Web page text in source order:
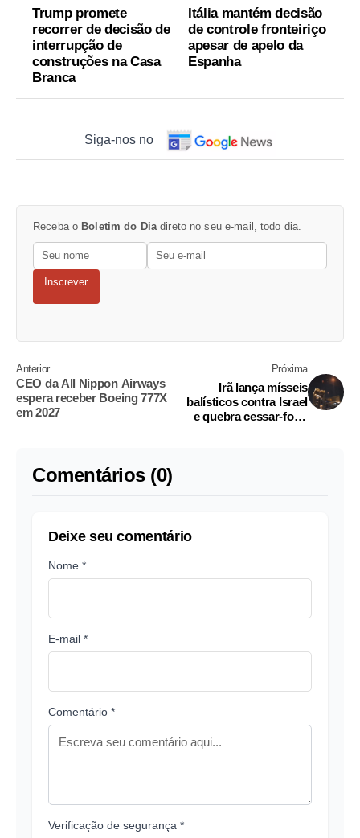
Trump promete
recorrer de decisão de
interrupção de
construções na Casa
Branca
Itália mantém decisão
de controle fronteiriço
apesar de apelo da
Espanha
Siga-nos no
Receba o Boletim do Diadireto no seu e-mail, todo dia.
Inscrever
Anterior
CEO da All Nippon Airways
espera receber Boeing 777X
em 2027
Próxima
Irã lança mísseis
balísticos contra Israel
e quebra cessar-fogo
Comentários (0)
Deixe seu comentário
Nome *
E-mail *
Comentário *
Verificação de segurança *